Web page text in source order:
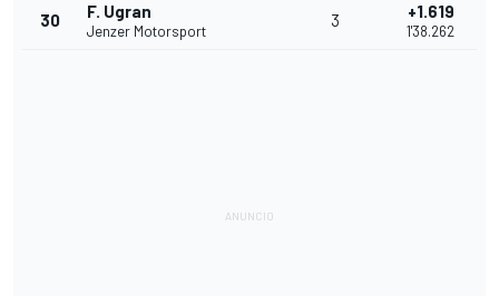
30 F. Ugran
Jenzer Motorsport
3 +1.619
1'38.262